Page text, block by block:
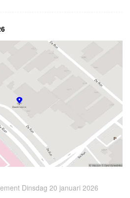
Dinsdag 20 januari 2026